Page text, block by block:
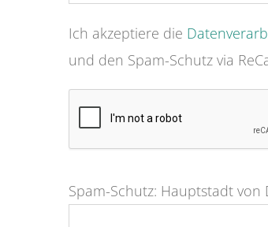
Ich akzeptiere die
und den Spam-Schutz via
Spam-Schutz: Hauptstadt von